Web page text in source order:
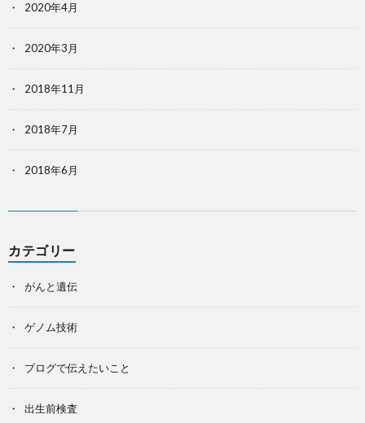
2020年4月
2020年3月
2018年11月
2018年7月
2018年6月
カテゴリー
がんと遺伝
ゲノム技術
ブログで伝えたいこと
出生前検査